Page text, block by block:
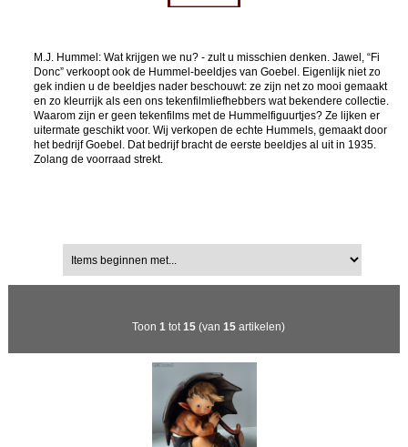
M.J. Hummel: Wat krijgen we nu? - zult u misschien denken. Jawel, “Fi
Donc” verkoopt ook de Hummel-beeldjes van Goebel. Eigenlijk niet zo
gek indien u de beeldjes nader beschouwt: ze zijn net zo mooi gemaakt
en zo kleurrijk als een ons tekenfilmliefhebbers wat bekendere collectie.
Waarom zijn er geen tekenfilms met de Hummelfiguurtjes? Ze lijken er
uitermate geschikt voor. Wij verkopen de echte Hummels, gemaakt door
het bedrijf Goebel. Dat bedrijf bracht de eerste beeldjes al uit in 1935.
Zolang de voorraad strekt.
Items beginnen met...
Toon 1 tot 15 (van 15 artikelen)